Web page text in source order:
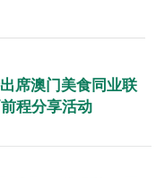
席澳门美食同业联
程分享活动